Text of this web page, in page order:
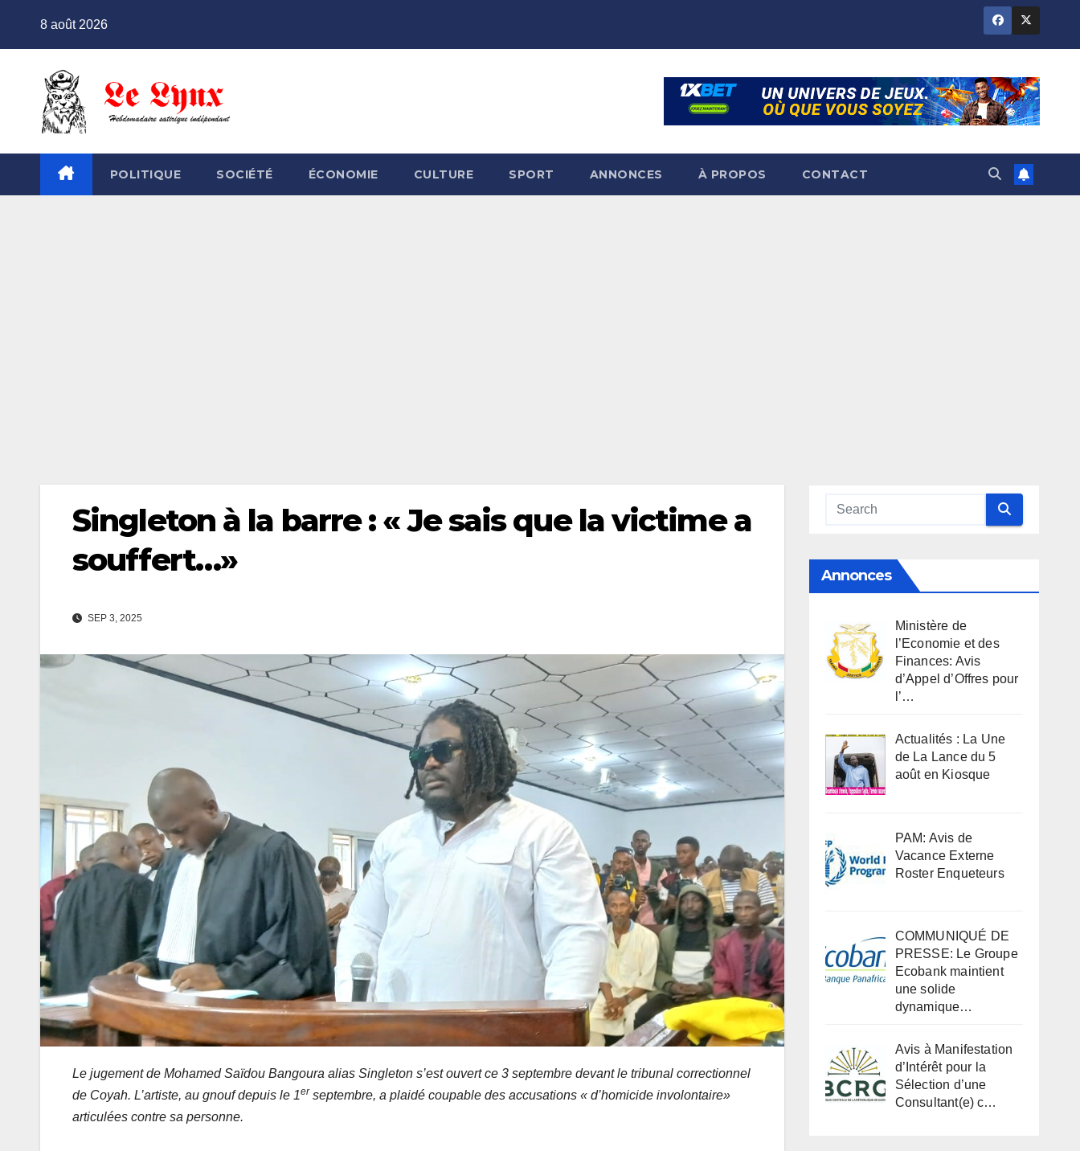
8 août 2026
POLITIQUE SOCIÉTÉ ÉCONOMIE CULTURE SPORT ANNONCES À PROPOS CONTACT
Singleton à la barre : « Je sais que la victime a
souffert…»
SEP 3, 2025
Le jugement de Mohamed Saïdou Bangoura alias Singleton s’est ouvert ce 3 septembre devant le tribunal correctionnel
de Coyah. L’artiste, au gnouf depuis le 1er septembre, a plaidé coupable des accusations « d’homicide involontaire»
articulées contre sa personne.
Annonces
Ministère de
l’Economie et des
Finances: Avis
d’Appel d’Offres pour
l’…
Actualités : La Une
de La Lance du 5
août en Kiosque
PAM: Avis de
Vacance Externe
Roster Enqueteurs
COMMUNIQUÉ DE
PRESSE: Le Groupe
Ecobank maintient
une solide
dynamique…
Avis à Manifestation
d’Intérêt pour la
Sélection d’une
Consultant(e) c…